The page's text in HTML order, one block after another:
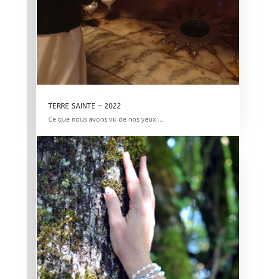
TERRE SAINTE – 2022
Ce que nous avons vu de nos yeux …